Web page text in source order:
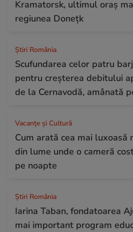
Kramatorsk, ultimul oraș
regiunea Donețk
Știri România
Scufundarea celor patru
pentru creșterea debitului
de la Cernavodă, amânată
Vacanțe și Cultură
Cum arată cea mai luxoasă
din lume unde o cameră
pe noapte
Știri România
Iarina Taban, fondatoarea
mai important program